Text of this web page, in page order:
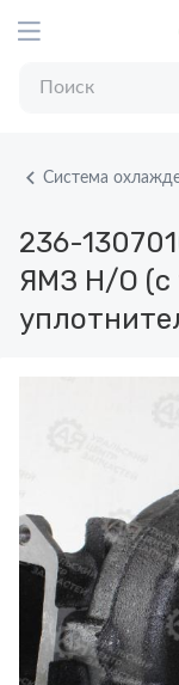
Система
236-
ЯМЗ Н/О (с